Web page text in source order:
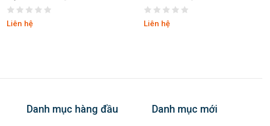
nhựa abs
Liên hệ
x’traseal malaysia
Liên hệ
Danh mục hàng đầu Danh mục mới